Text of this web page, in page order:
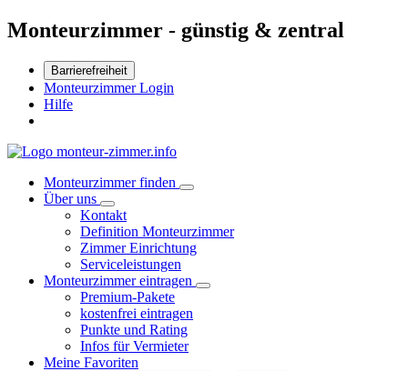
Monteurzimmer - günstig & zentral
Barrierefreiheit
Monteurzimmer Login
Hilfe
Monteurzimmer finden
Über uns
Kontakt
Definition Monteurzimmer
Zimmer Einrichtung
Serviceleistungen
Monteurzimmer eintragen
Premium-Pakete
kostenfrei eintragen
Punkte und Rating
Infos für Vermieter
Meine Favoriten